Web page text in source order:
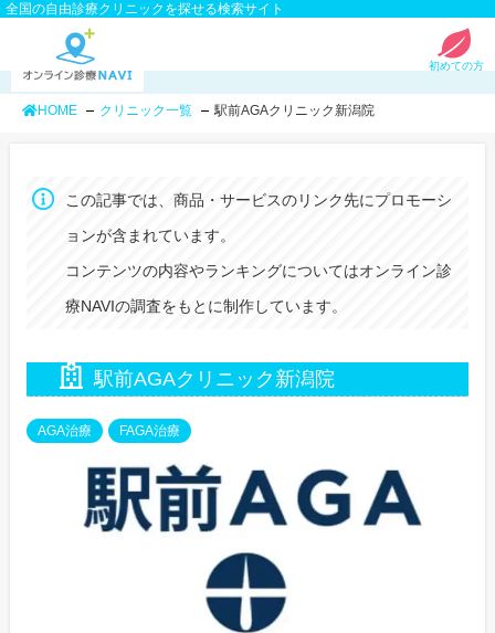
全国の自由診療クリニックを探せる検索サイト
初めての方
HOME クリニック一覧 駅前AGAクリニック新潟院
この記事では、商品・サービスのリンク先にプロモーシ
ョンが含まれています。
コンテンツの内容やランキングについてはオンライン診
療NAVIの調査をもとに制作しています。
駅前AGAクリニック新潟院
AGA治療 FAGA治療